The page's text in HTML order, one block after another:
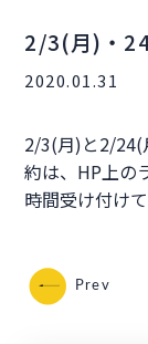
2/3(月)・
2020.01.31
2/3(月)と2/24(
約は、HP上の
時間受け付けて
Prev